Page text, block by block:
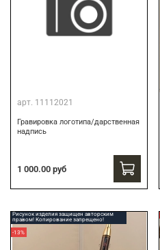
арт. 11112021
Гравировка логотипа/дарственная
надпись
1 000.00 руб
Рисунок изделия защищен авторским
правом! Копирование запрещено!
-13%